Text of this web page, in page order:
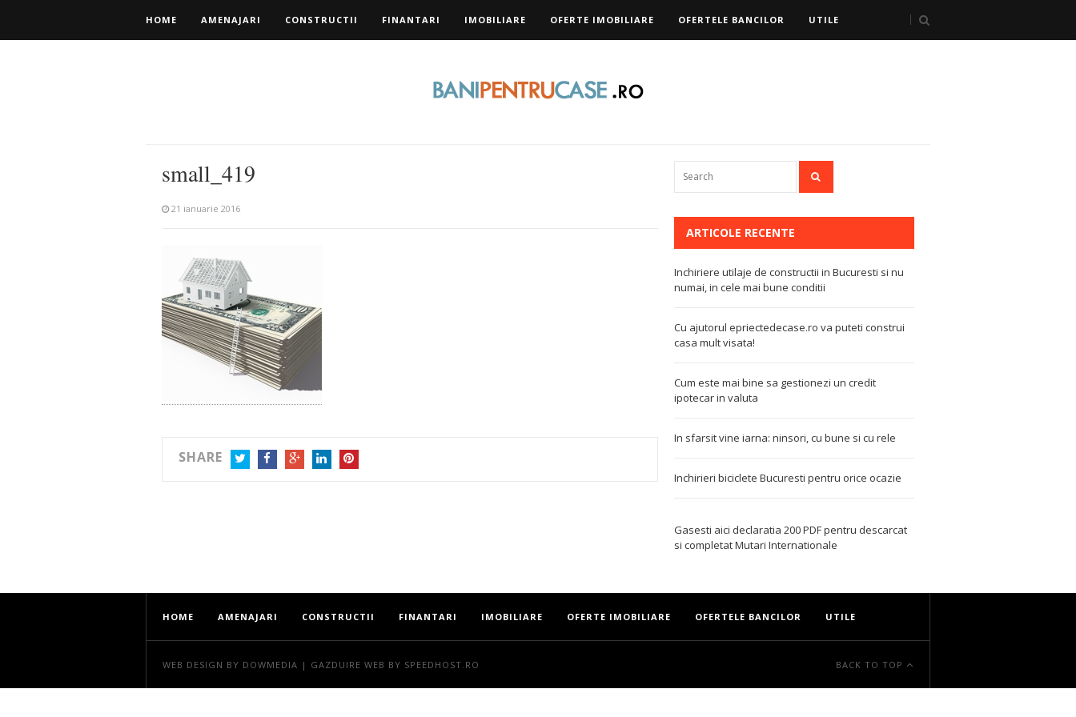
HOME AMENAJARI CONSTRUCTII FINANTARI IMOBILIARE OFERTE IMOBILIARE OFERTELE BANCILOR UTILE
small_419
21 ianuarie 2016
SHARE
ARTICOLE RECENTE
Inchiriere utilaje de constructii in Bucuresti si nu
numai, in cele mai bune conditii
Cu ajutorul epriectedecase.ro va puteti construi
casa mult visata!
Cum este mai bine sa gestionezi un credit
ipotecar in valuta
In sfarsit vine iarna: ninsori, cu bune si cu rele
Inchirieri biciclete Bucuresti pentru orice ocazie
Gasesti aici declaratia 200 PDFpentru descarcat
si completatMutari Internationale
HOME AMENAJARI CONSTRUCTII FINANTARI IMOBILIARE OFERTE IMOBILIARE OFERTELE BANCILOR UTILE
WEB DESIGN BY DOWMEDIA | GAZDUIRE WEB BY SPEEDHOST.RO BACK TO TOP